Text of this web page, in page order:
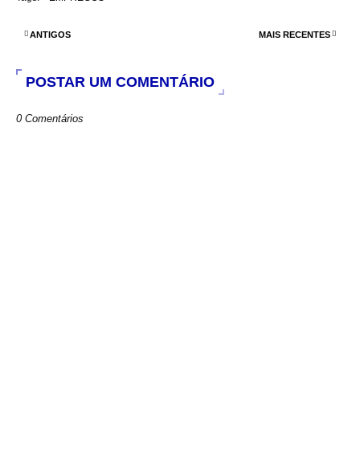
o
MAIS RECENTES
ANTIGOS
POSTAR UM COMENTÁRIO
0 Comentários